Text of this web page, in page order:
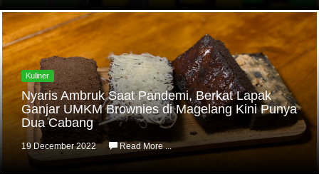
Kuliner
Nyaris Ambruk Saat Pandemi, Berkat Lapak
Ganjar UMKM Brownies di Magelang Kini Punya
Dua Cabang
19 December 2022 Read More ...